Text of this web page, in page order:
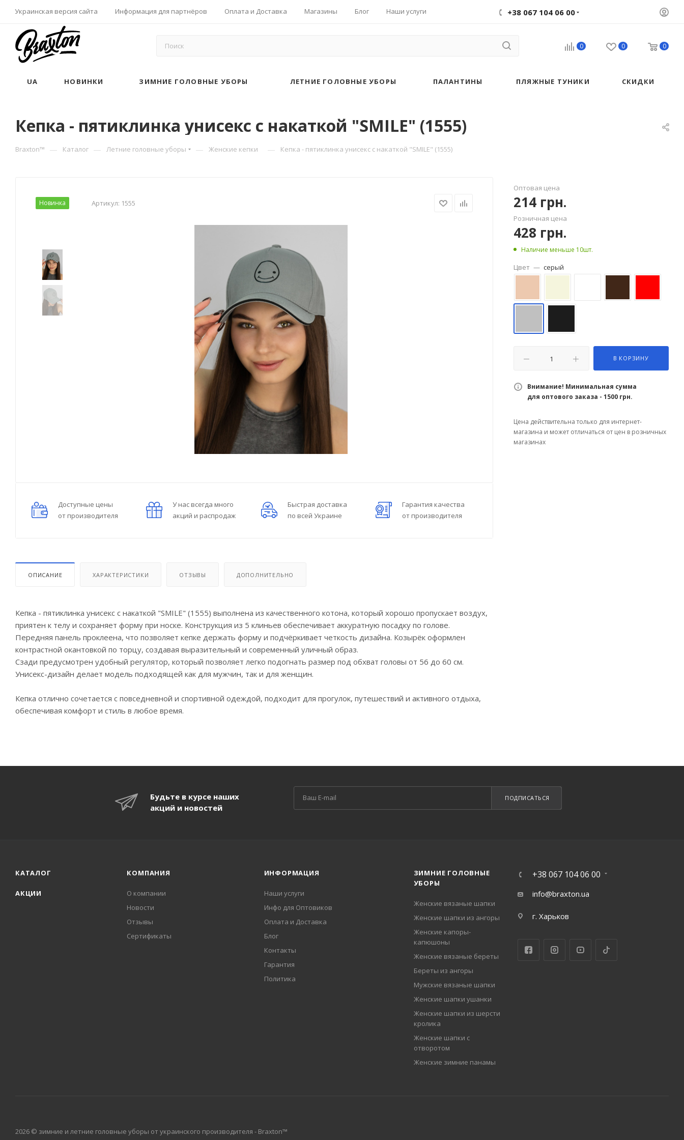
Украинская версия сайта Информация для партнёров Оплата и Доставка Магазины Блог Наши услуги +38 067 104 06 00
0 0 0
UA НОВИНКИ ЗИМНИЕ ГОЛОВНЫЕ УБОРЫ ЛЕТНИЕ ГОЛОВНЫЕ УБОРЫ ПАЛАНТИНЫ ПЛЯЖНЫЕ ТУНИКИ СКИДКИ
Кепка - пятиклинка унисекс с накаткой "SMILE" (1555)
Braxton™ — Каталог — Летние головные уборы — Женские кепки — Кепка - пятиклинка унисекс с накаткой "SMILE" (1555)
Новинка Артикул: 1555
Доступные цены
от производителя
У нас всегда много
акций и распродаж
Быстрая доставка
по всей Украине
Гарантия качества
от производителя
ОПИСАНИЕ ХАРАКТЕРИСТИКИ ОТЗЫВЫ ДОПОЛНИТЕЛЬНО
Кепка - пятиклинка унисекс с накаткой "SMILE" (1555) выполнена из качественного котона, который хорошо пропускает воздух,
приятен к телу и сохраняет форму при носке. Конструкция из 5 клиньев обеспечивает аккуратную посадку по голове.
Передняя панель проклеена, что позволяет кепке держать форму и подчёркивает четкость дизайна. Козырёк оформлен
контрастной окантовкой по торцу, создавая выразительный и современный уличный образ.
Сзади предусмотрен удобный регулятор, который позволяет легко подогнать размер под обхват головы от 56 до 60 см.
Унисекс-дизайн делает модель подходящей как для мужчин, так и для женщин.
Кепка отлично сочетается с повседневной и спортивной одеждой, подходит для прогулок, путешествий и активного отдыха,
обеспечивая комфорт и стиль в любое время.
Оптовая цена
214 грн.
Розничная цена
428 грн.
Наличие меньше 10шт.
Цвет — серый
В КОРЗИНУ
Внимание! Минимальная сумма
для оптового заказа - 1500 грн.
Цена действительна только для интернет-
магазина и может отличаться от цен в розничных
магазинах
Будьте в курсе наших
акций и новостей
ПОДПИСАТЬСЯ
КАТАЛОГ
АКЦИИ
КОМПАНИЯ
О компании
Новости
Отзывы
Сертификаты
ИНФОРМАЦИЯ
Наши услуги
Инфо для Оптовиков
Оплата и Доставка
Блог
Контакты
Гарантия
Политика
ЗИМНИЕ ГОЛОВНЫЕ
УБОРЫ
Женские вязаные шапки
Женские шапки из ангоры
Женские капоры-
капюшоны
Женские вязаные береты
Береты из ангоры
Мужские вязаные шапки
Женские шапки ушанки
Женские шапки из шерсти
кролика
Женские шапки с
отворотом
Женские зимние панамы
+38 067 104 06 00
info@braxton.ua
г. Харьков
2026 © зимние и летние головные уборы от украинского производителя - Braxton™